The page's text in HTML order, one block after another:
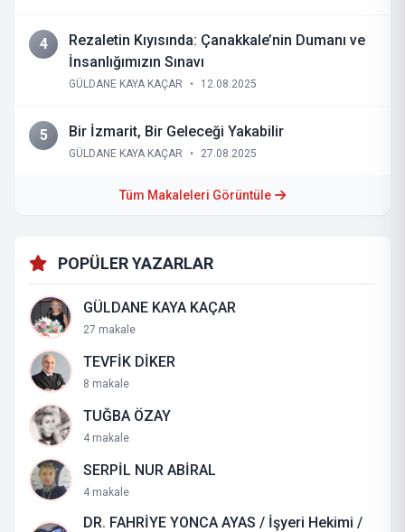
4
Rezaletin Kıyısında: Çanakkale’nin Dumanı ve
İnsanlığımızın Sınavı
GÜLDANE KAYA KAÇAR • 12.08.2025
5 Bir İzmarit, Bir Geleceği Yakabilir
GÜLDANE KAYA KAÇAR • 27.08.2025
Tüm Makaleleri Görüntüle
POPÜLER YAZARLAR
GÜLDANE KAYA KAÇAR
27 makale
TEVFİK DİKER
8 makale
TUĞBA ÖZAY
4 makale
SERPİL NUR ABİRAL
4 makale
DR. FAHRİYE YONCA AYAS / İşyeri Hekimi /